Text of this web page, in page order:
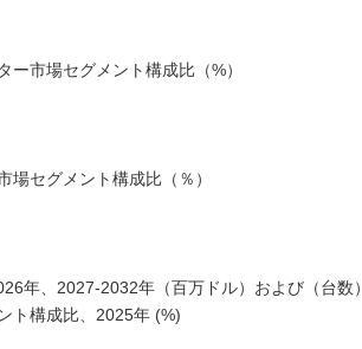
市場セグメント構成比（%）
セグメント構成比（％）
年、2027-2032年（百万ドル）および（台数）
ト構成比、2025年 (%)